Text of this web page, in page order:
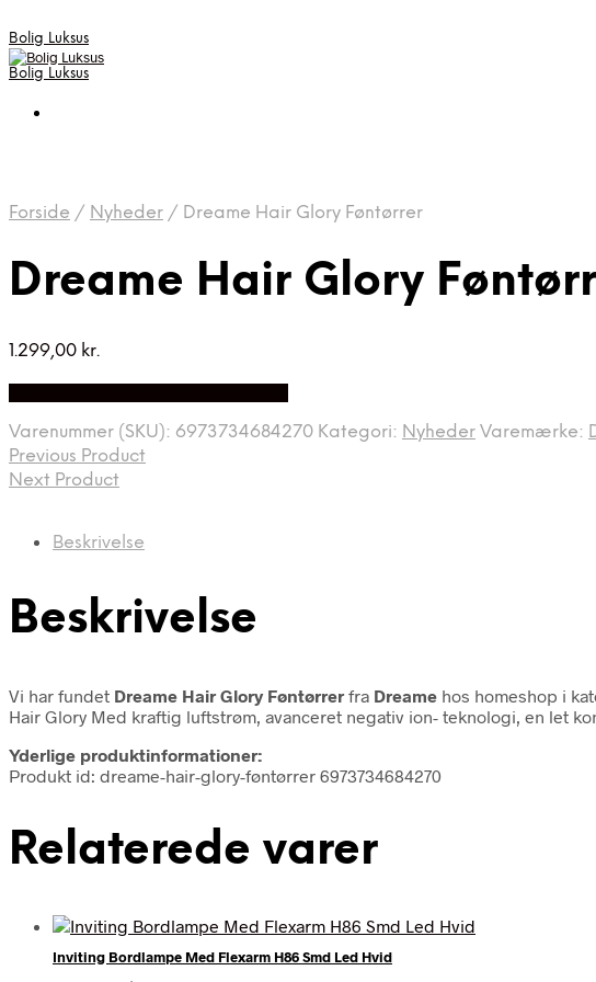
Bolig Luksus
Bolig Luksus
Forside / Nyheder / Dreame Hair Glory Føntørrer
Dreame Hair Glory
1.299,00 kr.
Varenummer (SKU): 6973734684270 Kategori: Nyheder Varemærke:
Previous Product
Next Product
Beskrivelse
Beskrivelse
Vi har fundet Dreame Hair Glory Føntørrer fra Dreame hos homeshop i
Hair Glory Med kraftig luftstrøm, avanceret negativ ion- teknologi, en let
Yderlige produktinformationer:
Produkt id: dreame-hair-glory-føntørrer 6973734684270
Relaterede varer
Inviting Bordlampe Med Flexarm H86 Smd Led Hvid